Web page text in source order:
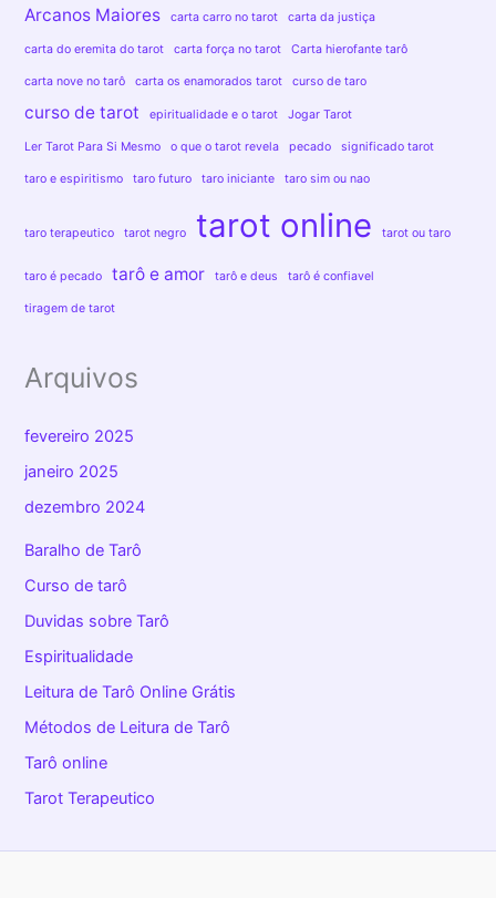
Arcanos Maiores carta carro no tarot carta da justiça
carta do eremita do tarot carta força no tarot Carta hierofante tarô
carta nove no tarô carta os enamorados tarot curso de taro
curso de tarot epiritualidade e o tarot Jogar Tarot
Ler Tarot Para Si Mesmo o que o tarot revela pecado significado tarot
taro e espiritismo taro futuro taro iniciante taro sim ou nao
taro terapeutico tarot negro tarot online tarot ou taro
taro é pecado tarô e amor tarô e deus tarô é confiavel
tiragem de tarot
Arquivos
fevereiro 2025
janeiro 2025
dezembro 2024
Baralho de Tarô
Curso de tarô
Duvidas sobre Tarô
Espiritualidade
Leitura de Tarô Online Grátis
Métodos de Leitura de Tarô
Tarô online
Tarot Terapeutico